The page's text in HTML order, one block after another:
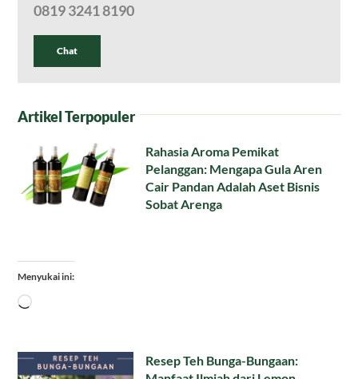
0819 3241 8190
Chat
Artikel Terpopuler
Rahasia Aroma Pemikat
Pelanggan: Mengapa Gula Aren
Cair Pandan Adalah Aset Bisnis
Sobat Arenga
Menyukai ini:
Memuat...
Resep Teh Bunga-Bungaan: